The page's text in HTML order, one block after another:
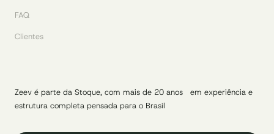
FAQ
Clientes
Zeev é parte da Stoque, com mais de 20 anos em experiência e
estrutura completa pensada para o Brasil